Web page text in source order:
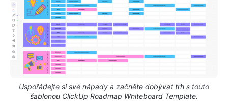
Uspořádejte si své nápady a začněte dobývat trh s touto
šablonou ClickUp Roadmap Whiteboard Template.